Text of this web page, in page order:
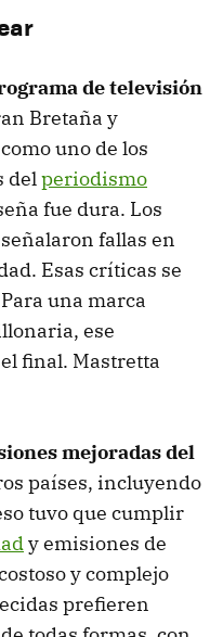
de televisión
Bretaña y
uno de los
delperiodismo
fue dura. Los
fallas en
Esas críticas se
una marca
ese
final. Mastretta
mejoradas del
países, incluyendo
tuvo que cumplir
y emisiones de
y complejo
prefieren